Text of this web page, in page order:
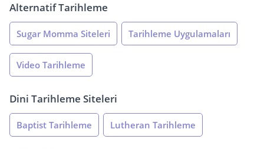
Alternatif Tarihleme
Sugar Momma Siteleri Tarihleme Uygulamaları
Video Tarihleme
Dini Tarihleme Siteleri
Baptist Tarihleme Lutheran Tarihleme